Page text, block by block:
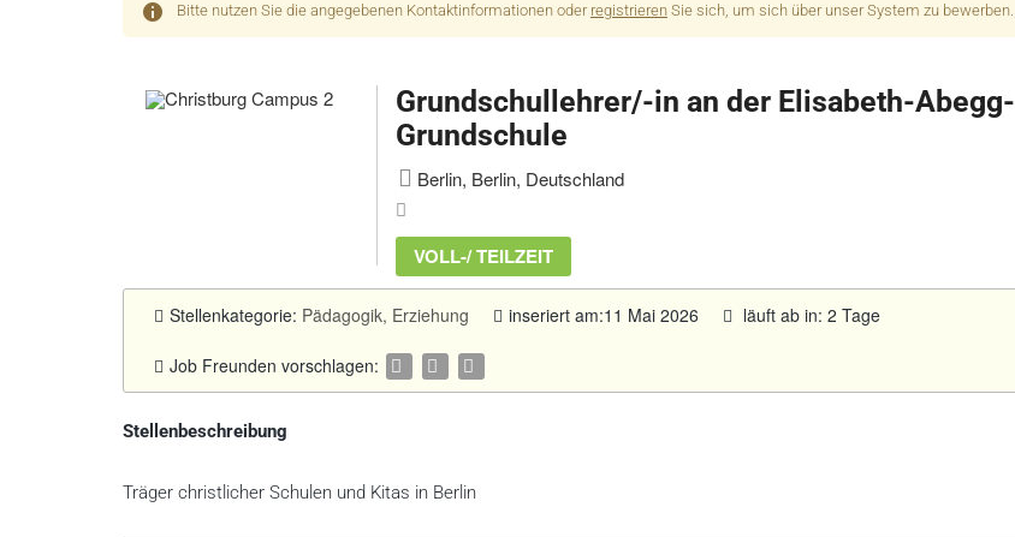
Bitte nutzen Sie die angegebenen Kontaktinformationen oder registrieren Sie sich, um sich über unser System zu bewerben.
Grundschullehrer/-in an der Elisabeth-Abegg-
Grundschule
Berlin, Berlin, Deutschland
VOLL-/ TEILZEIT
Stellenkategorie: Pädagogik, Erziehung inseriert am:11 Mai 2026 läuft ab in: 2 Tage
Job Freunden vorschlagen:
Stellenbeschreibung
Träger christlicher Schulen und Kitas in Berlin